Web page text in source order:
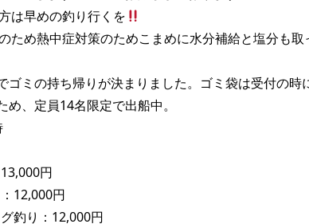
は早めの釣り行くを
ため熱中症対策のためこまめに水分補給と塩分も取
ゴミの持ち帰りが決まりました。ゴミ袋は受付の時
め、定員14名限定で出船中。
円
12,000円
釣り：12,000円